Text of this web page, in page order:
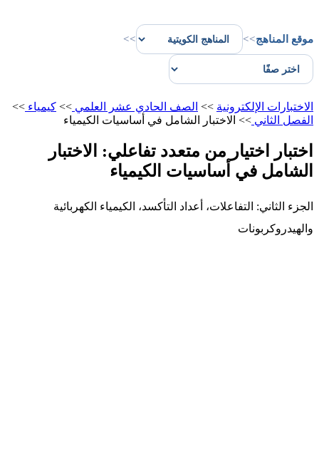
موقع المناهج>>
>>
الاختبارات الإلكترونية >> الصف الحادي عشر العلمي >> كيمياء >>
الفصل الثاني >> الاختبار الشامل في أساسيات الكيمياء
اختبار اختيار من متعدد تفاعلي: الاختبار
الشامل في أساسيات الكيمياء
الجزء الثاني: التفاعلات، أعداد التأكسد، الكيمياء الكهربائية
والهيدروكربونات